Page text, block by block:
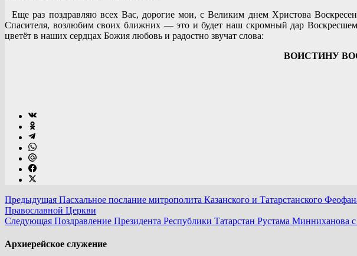
Еще раз поздравляю всех Вас, дорогие мои, с Великим днем Христова
Спасителя, возлюбим своих ближних — это и будет наш скромный дар
цветёт в наших сердцах Божия любовь и радостно звучат слова:
ВОИСТИНУ
Предыдущая Пасхальное послание митрополита Казанского и Татарстанского
Православной Церкви
Следующая Поздравление Президента Республики Татарстан Рустама Минниханова
Архиерейское служение